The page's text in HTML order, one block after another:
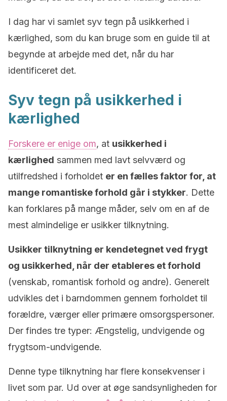
I dag har vi samlet syv tegn på usikkerhed i
kærlighed, som du kan bruge som en guide til at
begynde at arbejde med det, når du har
identificeret det.
Syv tegn på usikkerhed i
kærlighed
Forskere er enige om, at usikkerhed i
kærlighed sammen med lavt selvværd og
utilfredshed i forholdet er en fælles faktor for, at
mange romantiske forhold går i stykker. Dette
kan forklares på mange måder, selv om en af de
mest almindelige er usikker tilknytning.
Usikker tilknytning er kendetegnet ved frygt
og usikkerhed, når der etableres et forhold
(venskab, romantisk forhold og andre). Generelt
udvikles det i barndommen gennem forholdet til
forældre, værger eller primære omsorgspersoner.
Der findes tre typer: Ængstelig, undvigende og
frygtsom-undvigende.
Denne type tilknytning har flere konsekvenser i
livet som par. Ud over at øge sandsynligheden for